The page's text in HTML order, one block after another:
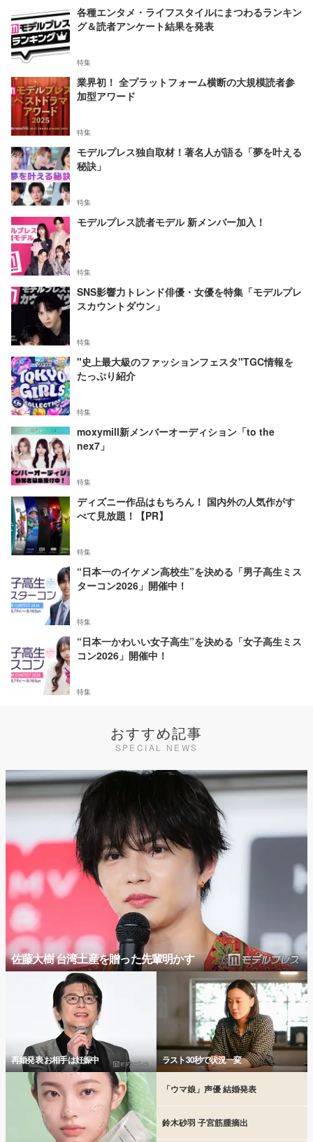
各種エンタメ・ライフスタイルにまつわるランキン
グ＆読者アンケート結果を発表
特集
業界初！ 全プラットフォーム横断の大規模読者参
加型アワード
特集
モデルプレス独自取材！著名人が語る「夢を叶える
秘訣」
特集
モデルプレス読者モデル 新メンバー加入！
特集
SNS影響力トレンド俳優・女優を特集「モデルプレ
スカウントダウン」
特集
"史上最大級のファッションフェスタ"TGC情報を
たっぷり紹介
特集
moxymill新メンバーオーディション「to the
nex7」
特集
ディズニー作品はもちろん！ 国内外の人気作がす
べて見放題！【PR】
特集
“日本一のイケメン高校生”を決める「男子高生ミス
ターコン2026」開催中！
特集
“日本一かわいい女子高生”を決める「女子高生ミス
コン2026」開催中！
特集
おすすめ記事
SPECIAL NEWS
佐藤大樹 台湾土産を贈った先輩明かす
再婚発表 お相手は妊娠中 ラスト30秒で状況一変
「ウマ娘」声優 結婚発表
鈴木砂羽 子宮筋腫摘出